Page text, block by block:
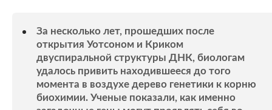
За несколько лет, прошедших после
открытия Уотсоном и Криком
двуспиральной структуры ДНК, биологам
удалось привить находившееся до того
момента в воздухе дерево генетики к корню
биохимии. Ученые показали, как именно